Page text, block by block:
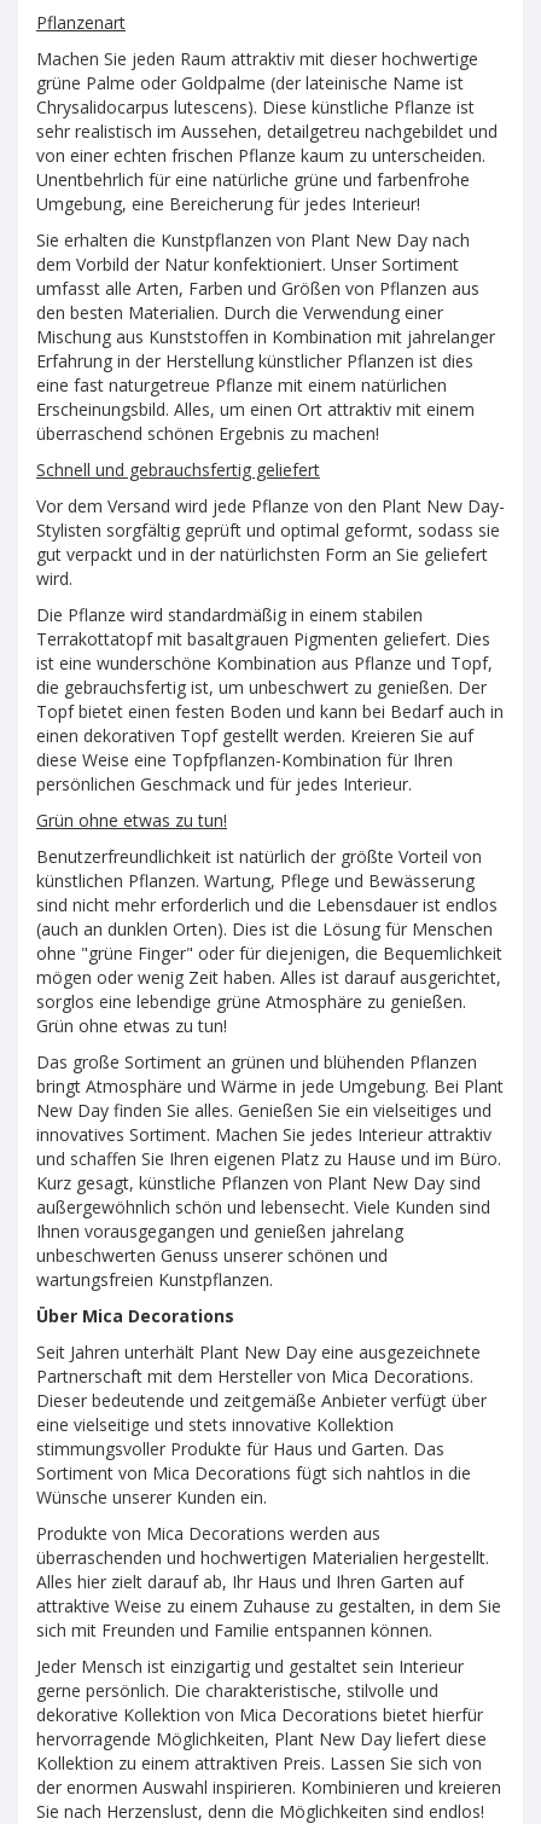
Pflanzenart
Machen Sie jeden Raum attraktiv mit dieser hochwertige
grüne Palme oder Goldpalme (der lateinische Name ist
Chrysalidocarpus lutescens). Diese künstliche Pflanze ist
sehr realistisch im Aussehen, detailgetreu nachgebildet und
von einer echten frischen Pflanze kaum zu unterscheiden.
Unentbehrlich für eine natürliche grüne und farbenfrohe
Umgebung, eine Bereicherung für jedes Interieur!
Sie erhalten die Kunstpflanzen von Plant New Day nach
dem Vorbild der Natur konfektioniert. Unser Sortiment
umfasst alle Arten, Farben und Größen von Pflanzen aus
den besten Materialien. Durch die Verwendung einer
Mischung aus Kunststoffen in Kombination mit jahrelanger
Erfahrung in der Herstellung künstlicher Pflanzen ist dies
eine fast naturgetreue Pflanze mit einem natürlichen
Erscheinungsbild. Alles, um einen Ort attraktiv mit einem
überraschend schönen Ergebnis zu machen!
Schnell und gebrauchsfertig geliefert
Vor dem Versand wird jede Pflanze von den Plant New Day-
Stylisten sorgfältig geprüft und optimal geformt, sodass sie
gut verpackt und in der natürlichsten Form an Sie geliefert
wird.
Die Pflanze wird standardmäßig in einem stabilen
Terrakottatopf mit basaltgrauen Pigmenten geliefert. Dies
ist eine wunderschöne Kombination aus Pflanze und Topf,
die gebrauchsfertig ist, um unbeschwert zu genießen. Der
Topf bietet einen festen Boden und kann bei Bedarf auch in
einen dekorativen Topf gestellt werden. Kreieren Sie auf
diese Weise eine Topfpflanzen-Kombination für Ihren
persönlichen Geschmack und für jedes Interieur.
Grün ohne etwas zu tun!
Benutzerfreundlichkeit ist natürlich der größte Vorteil von
künstlichen Pflanzen. Wartung, Pflege und Bewässerung
sind nicht mehr erforderlich und die Lebensdauer ist endlos
(auch an dunklen Orten). Dies ist die Lösung für Menschen
ohne "grüne Finger" oder für diejenigen, die Bequemlichkeit
mögen oder wenig Zeit haben. Alles ist darauf ausgerichtet,
sorglos eine lebendige grüne Atmosphäre zu genießen.
Grün ohne etwas zu tun!
Das große Sortiment an grünen und blühenden Pflanzen
bringt Atmosphäre und Wärme in jede Umgebung. Bei Plant
New Day finden Sie alles. Genießen Sie ein vielseitiges und
innovatives Sortiment. Machen Sie jedes Interieur attraktiv
und schaffen Sie Ihren eigenen Platz zu Hause und im Büro.
Kurz gesagt, künstliche Pflanzen von Plant New Day sind
außergewöhnlich schön und lebensecht. Viele Kunden sind
Ihnen vorausgegangen und genießen jahrelang
unbeschwerten Genuss unserer schönen und
wartungsfreien Kunstpflanzen.
Über Mica Decorations
Seit Jahren unterhält Plant New Day eine ausgezeichnete
Partnerschaft mit dem Hersteller von Mica Decorations.
Dieser bedeutende und zeitgemäße Anbieter verfügt über
eine vielseitige und stets innovative Kollektion
stimmungsvoller Produkte für Haus und Garten. Das
Sortiment von Mica Decorations fügt sich nahtlos in die
Wünsche unserer Kunden ein.
Produkte von Mica Decorations werden aus
überraschenden und hochwertigen Materialien hergestellt.
Alles hier zielt darauf ab, Ihr Haus und Ihren Garten auf
attraktive Weise zu einem Zuhause zu gestalten, in dem Sie
sich mit Freunden und Familie entspannen können.
Jeder Mensch ist einzigartig und gestaltet sein Interieur
gerne persönlich. Die charakteristische, stilvolle und
dekorative Kollektion von Mica Decorations bietet hierfür
hervorragende Möglichkeiten, Plant New Day liefert diese
Kollektion zu einem attraktiven Preis. Lassen Sie sich von
der enormen Auswahl inspirieren. Kombinieren und kreieren
Sie nach Herzenslust, denn die Möglichkeiten sind endlos!